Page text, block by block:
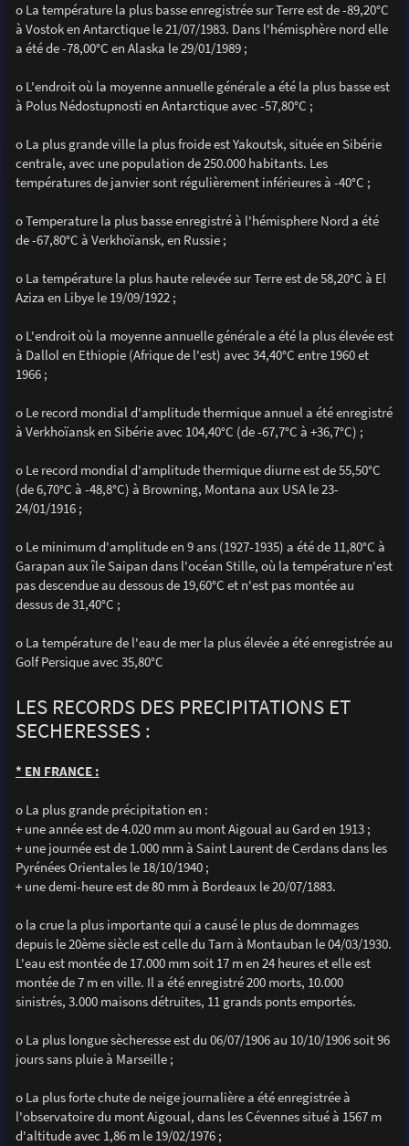
o La température la plus basse enregistrée sur Terre est de -89,20°C
à Vostok en Antarctique le 21/07/1983. Dans l'hémisphère nord elle
a été de -78,00°C en Alaska le 29/01/1989 ;
o L'endroit où la moyenne annuelle générale a été la plus basse est
à Polus Nédostupnosti en Antarctique avec -57,80°C ;
o La plus grande ville la plus froide est Yakoutsk, située en Sibérie
centrale, avec une population de 250.000 habitants. Les
températures de janvier sont régulièrement inférieures à -40°C ;
o Temperature la plus basse enregistré à l'hémisphere Nord a été
de -67,80°C à Verkhoïansk, en Russie ;
o La température la plus haute relevée sur Terre est de 58,20°C à El
Aziza en Libye le 19/09/1922 ;
o L'endroit où la moyenne annuelle générale a été la plus élevée est
à Dallol en Ethiopie (Afrique de l'est) avec 34,40°C entre 1960 et
1966 ;
o Le record mondial d'amplitude thermique annuel a été enregistré
à Verkhoïansk en Sibérie avec 104,40°C (de -67,7°C à +36,7°C) ;
o Le record mondial d'amplitude thermique diurne est de 55,50°C
(de 6,70°C à -48,8°C) à Browning, Montana aux USA le 23-
24/01/1916 ;
o Le minimum d'amplitude en 9 ans (1927-1935) a été de 11,80°C à
Garapan aux île Saipan dans l'océan Stille, où la température n'est
pas descendue au dessous de 19,60°C et n'est pas montée au
dessus de 31,40°C ;
o La température de l'eau de mer la plus élevée a été enregistrée au
Golf Persique avec 35,80°C
LES RECORDS DES PRECIPITATIONS ET
SECHERESSES :
* EN FRANCE :
o La plus grande précipitation en :
+ une année est de 4.020 mm au mont Aigoual au Gard en 1913 ;
+ une journée est de 1.000 mm à Saint Laurent de Cerdans dans les
Pyrénées Orientales le 18/10/1940 ;
+ une demi-heure est de 80 mm à Bordeaux le 20/07/1883.
o la crue la plus importante qui a causé le plus de dommages
depuis le 20ème siècle est celle du Tarn à Montauban le 04/03/1930.
L'eau est montée de 17.000 mm soit 17 m en 24 heures et elle est
montée de 7 m en ville. Il a été enregistré 200 morts, 10.000
sinistrés, 3.000 maisons détruites, 11 grands ponts emportés.
o La plus longue sècheresse est du 06/07/1906 au 10/10/1906 soit 96
jours sans pluie à Marseille ;
o La plus forte chute de neige journalière a été enregistrée à
l'observatoire du mont Aigoual, dans les Cévennes situé à 1567 m
d'altitude avec 1,86 m le 19/02/1976 ;